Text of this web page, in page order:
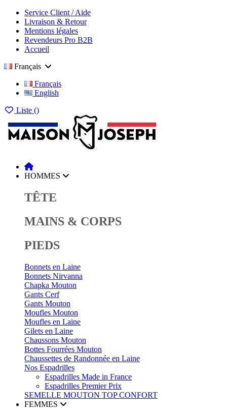
Service Client / Aide
Livraison & Retour
Mentions légales
Revendeurs Pro B2B
Accueil
Français
Français
English
Liste ()
HOMMES
TÊTE
MAINS & CORPS
PIEDS
Bonnets en Laine
Bonnets Nirvanna
Chapka Mouton
Gants Cerf
Gants Mouton
Moufles Mouton
Moufles en Laine
Gilets en Laine
Chaussons Mouton
Bottes Fourrées Mouton
Chaussettes de Randonnée en Laine
Nos Espadrilles
Espadrilles Made in France
Espadrilles Premier Prix
SEMELLE MOUTON TOP CONFORT
FEMMES